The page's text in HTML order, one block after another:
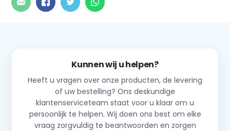
Kunnen wij u helpen?
Heeft u vragen over onze producten, de levering
of uw bestelling? Ons deskundige
klantenserviceteam staat voor u klaar om u
persoonlijk te helpen. Wij doen ons best om elke
vraag zorgvuldig te beantwoorden en zorgen